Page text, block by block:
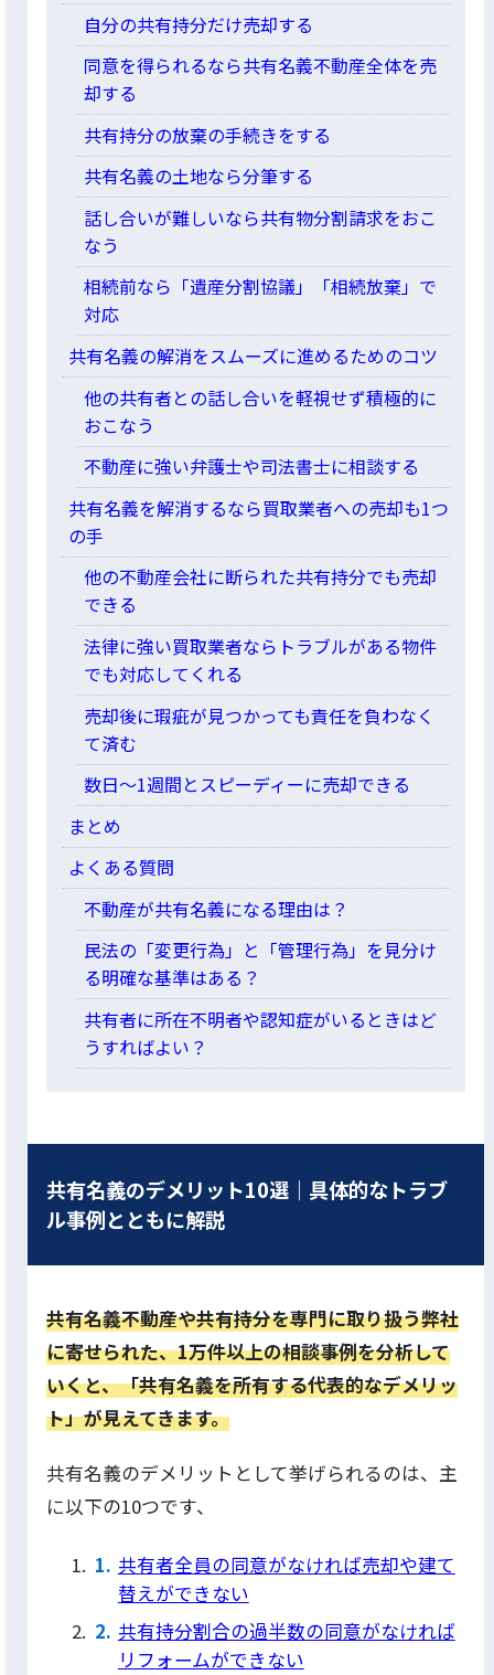
自分の共有持分だけ売却する
同意を得られるなら共有名義不動産全体を売
却する
共有持分の放棄の手続きをする
共有名義の土地なら分筆する
話し合いが難しいなら共有物分割請求をおこ
なう
相続前なら「遺産分割協議」「相続放棄」で
対応
共有名義の解消をスムーズに進めるためのコツ
他の共有者との話し合いを軽視せず積極的に
おこなう
不動産に強い弁護士や司法書士に相談する
共有名義を解消するなら買取業者への売却も1つ
の手
他の不動産会社に断られた共有持分でも売却
できる
法律に強い買取業者ならトラブルがある物件
でも対応してくれる
売却後に瑕疵が見つかっても責任を負わなく
て済む
数日～1週間とスピーディーに売却できる
まとめ
よくある質問
不動産が共有名義になる理由は？
民法の「変更行為」と「管理行為」を見分け
る明確な基準はある？
共有者に所在不明者や認知症がいるときはど
うすればよい？
共有名義のデメリット10選｜具体的なトラブ
ル事例とともに解説
共有名義不動産や共有持分を専門に取り扱う弊社
に寄せられた、1万件以上の相談事例を分析して
いくと、「共有名義を所有する代表的なデメリッ
ト」が見えてきます。
共有名義のデメリットとして挙げられるのは、主
に以下の10つです、
共有者全員の同意がなければ売却や建て
替えができない
共有持分割合の過半数の同意がなければ
リフォームができない